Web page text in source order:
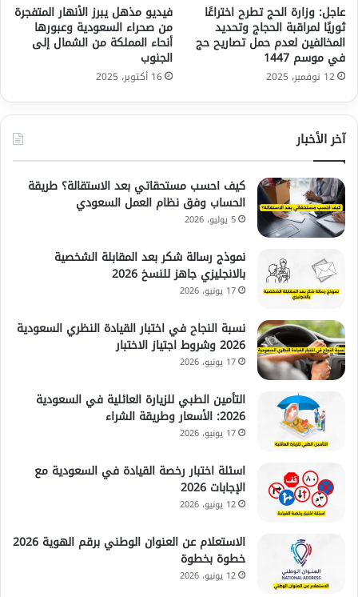
عاجل: وزارة الحج تطرح اختراعًا
ثوريًا لمراقبة الحجاج وتحديد
المخالفين لعدم حمل تصاريح حج
في موسم 1447
12 نوفمبر، 2025
فيديو مذهل يبرز الأنهار المتفجرة
من صحراء السعودية وعبورها
أنحاء المملكة من الشمال إلى
الجنوب
16 أكتوبر، 2025
آخر الأخبار
كيف احسب مستحقاتي بعد الاستقالة؟ طريقة
الحساب وفق نظام العمل السعودي
5 يوليو، 2026
نموذج رسالة شكر بعد المقابلة الشخصية
بالانجليزي جاهز للنسخ 2026
17 يونيو، 2026
نسبة النجاح في اختبار القيادة النظري السعودية
2026 وشروط اجتياز الاختبار
17 يونيو، 2026
التأمين الطبي للزيارة العائلية في السعودية
2026: الأسعار وطريقة الشراء
17 يونيو، 2026
اسئلة اختبار رخصة القيادة في السعودية مع
الإجابات 2026
12 يونيو، 2026
الاستعلام عن العنوان الوطني برقم الهوية 2026
خطوة بخطوة
12 يونيو، 2026